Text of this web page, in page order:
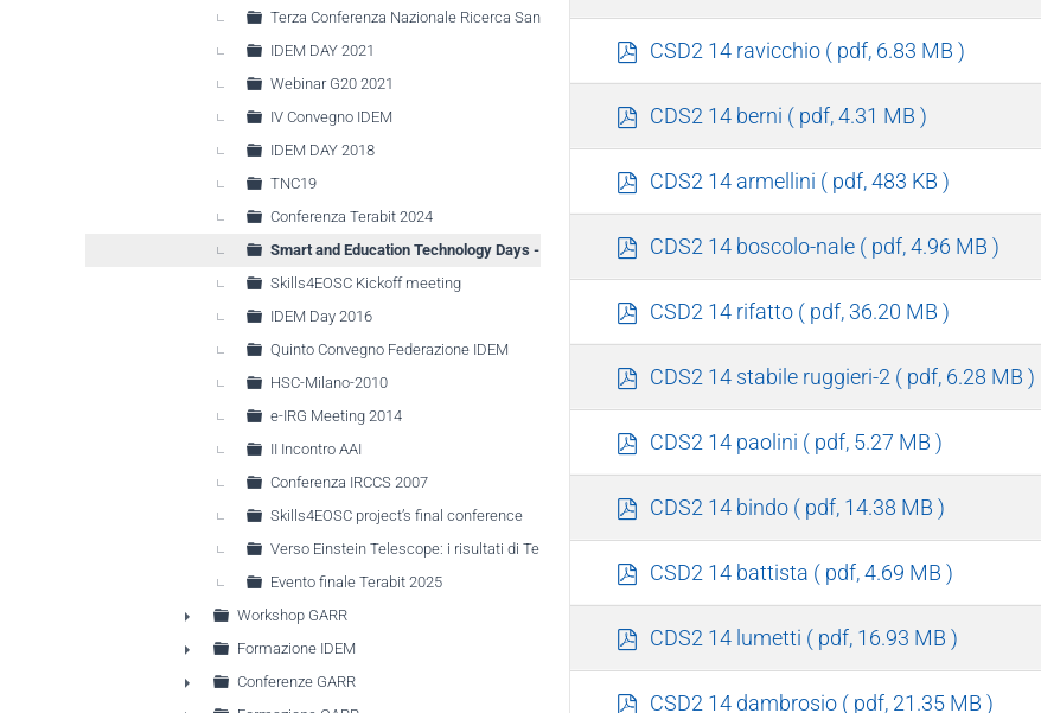
Terza Conferenza Nazionale Ricerca Sanitaria
IDEM DAY 2021
Webinar G20 2021
IV Convegno IDEM
IDEM DAY 2018
TNC19
Conferenza Terabit 2024
Smart and Education Technology Days - Napoli
Skills4EOSC Kickoff meeting
IDEM Day 2016
Quinto Convegno Federazione IDEM
HSC-Milano-2010
e-IRG Meeting 2014
II Incontro AAI
Conferenza IRCCS 2007
Skills4EOSC project’s final conference
Verso Einstein Telescope: i risultati di TeRABIT e ETIC
Evento finale Terabit 2025
►
Workshop GARR
►
Formazione IDEM
Conferenze GARR
pCSD2 14 ravicchio ( pdf, 6.83 MB )
pCDS2 14 berni ( pdf, 4.31 MB )
pCDS2 14 armellini ( pdf, 483 KB )
pCDS2 14 boscolo-nale ( pdf, 4.96 MB )
pCSD2 14 rifatto ( pdf, 36.20 MB )
pCDS2 14 stabile ruggieri-2 ( pdf, 6.28 MB )
pCDS2 14 paolini ( pdf, 5.27 MB )
pCDS2 14 bindo ( pdf, 14.38 MB )
pCSD2 14 battista ( pdf, 4.69 MB )
pCDS2 14 lumetti ( pdf, 16.93 MB )
pCSD2 14 dambrosio ( pdf, 21.35 MB )